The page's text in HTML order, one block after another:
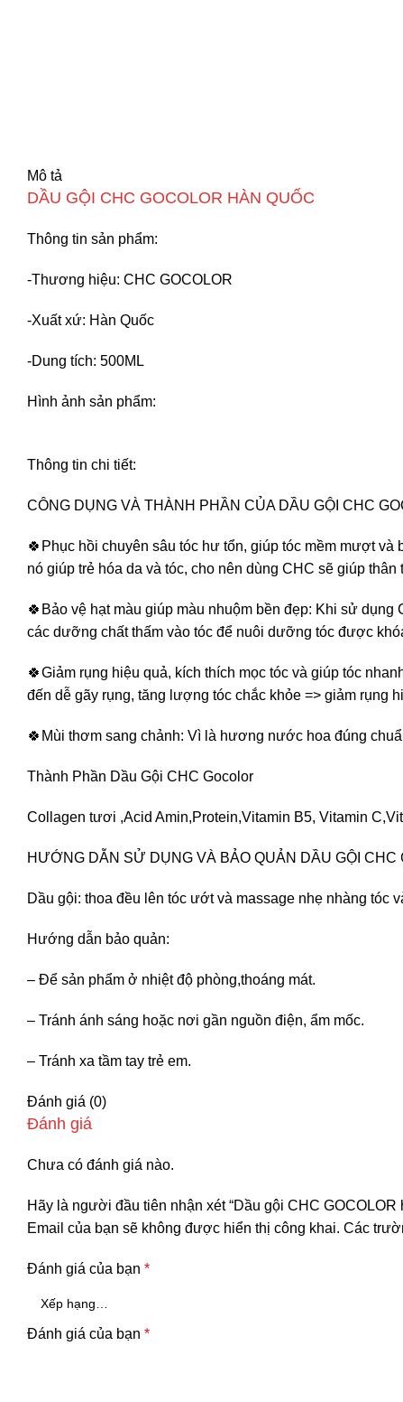
Mô tả
DẦU GỘI CHC GOCOLOR HÀN QUỐC
Thông tin sản phẩm:
-Thương hiệu: CHC GOCOLOR
-Xuất xứ: Hàn Quốc
-Dung tích: 500ML
Hình ảnh sản phẩm:
Thông tin chi tiết:
CÔNG DỤNG VÀ THÀNH PHẦN CỦA DẦU GỘI CHC
🍀Phục hồi chuyên sâu tóc hư tổn, giúp tóc mềm mượt
nó giúp trẻ hóa da và tóc, cho nên dùng CHC sẽ giúp
🍀Bảo vệ hạt màu giúp màu nhuộm bền đẹp: Khi sử
các dưỡng chất thấm vào tóc để nuôi dưỡng tóc được
🍀Giảm rụng hiệu quả, kích thích mọc tóc và giúp tóc
đến dễ gãy rụng, tăng lượng tóc chắc khỏe => giảm rụng
🍀Mùi thơm sang chảnh: Vì là hương nước hoa đúng
Thành Phần Dầu Gội CHC Gocolor
Collagen tươi ,Acid Amin,Protein,Vitamin B5, Vitamin
HƯỚNG DẪN SỬ DỤNG VÀ BẢO QUẢN DẦU GỘI CHC
Dầu gội: thoa đều lên tóc ướt và massage nhẹ nhàng tóc
Hướng dẫn bảo quản:
– Để sản phẩm ở nhiệt độ phòng,thoáng mát.
– Tránh ánh sáng hoặc nơi gần nguồn điện, ẩm mốc.
– Tránh xa tầm tay trẻ em.
Đánh giá (0)
Đánh giá
Chưa có đánh giá nào.
Hãy là người đầu tiên nhận xét “Dầu gội CHC
Email của bạn sẽ không được hiển thị công khai. Các
Đánh giá của bạn *
Đánh giá của bạn *